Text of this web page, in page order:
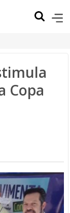
Copa